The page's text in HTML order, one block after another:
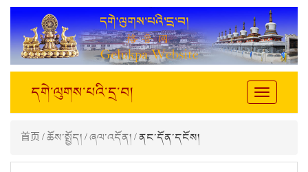
Toggle
navigation
དགེ་ལུགས་པའི་དྲ་བ།
首页/ཆོས་སྤྱོད།/ཞལ་འདོན།/ ནང་དོན་དངོས།